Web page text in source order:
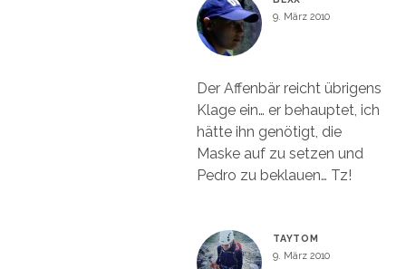
9. März 2010
Der Affenbär reicht übrigens
Klage ein… er behauptet, ich
hätte ihn genötigt, die
Maske auf zu setzen und
Pedro zu beklauen… Tz!
TAYTOM
9. März 2010